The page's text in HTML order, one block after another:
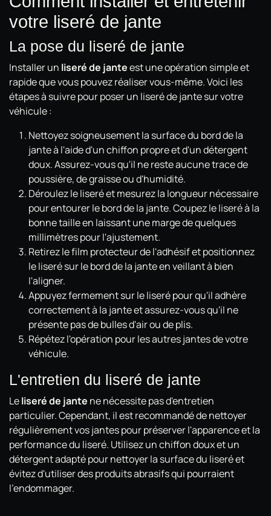
votre liseré de jante
La pose du liseré de jante
Installer un liseré de janteest une opération simple et
rapide que vous pouvez réaliser vous-même. Voici les
étapes à suivre pour poser un liseré de jante sur votre
véhicule :
Nettoyez soigneusement la surface du bord de la
jante à l'aide d'un chiffon propre et d'un détergent
doux. Assurez-vous qu'il ne reste aucune trace de
poussière, de graisse ou d'humidité.
Déroulez le liseré et mesurez la longueur nécessaire
pour entourer le bord de la jante. Coupez le liseré à la
bonne taille en laissant une marge de quelques
millimètres pour l'ajustement.
Retirez le film protecteur de l'adhésif et positionnez
le liseré sur le bord de la jante en veillant à bien
l'aligner.
Appuyez fermement sur le liseré pour qu'il adhère
correctement à la jante et assurez-vous qu'il ne
présente pas de bulles d'air ou de plis.
Répétez l'opération pour les autres jantes de votre
véhicule.
L'entretien du liseré de jante
Leliseré de jante ne nécessite pas d'entretien
particulier. Cependant, il est recommandé de nettoyer
régulièrement vos jantes pour préserver l'apparence et la
performance du liseré. Utilisez un chiffon doux et un
détergent adapté pour nettoyer la surface du liseré et
évitez d'utiliser des produits abrasifs qui pourraient
l'endommager.